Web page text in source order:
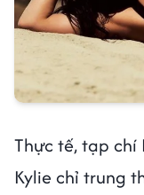
Thực tế, tạp chí
Kylie chỉ trung